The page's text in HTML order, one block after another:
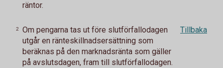
räntor.
2
Om pengarna tas ut före slutförfallodagen
utgår en ränteskillnadsersättning som
beräknas på den marknadsränta som gäller
på avslutsdagen, fram till slutförfallodagen.
Tillbaka